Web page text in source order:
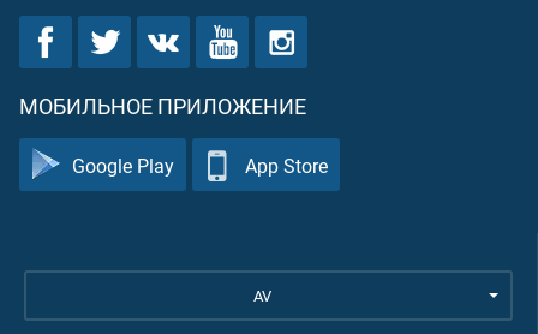
МОБИЛЬНОЕ ПРИЛОЖЕНИЕ
Google Play App Store
AV